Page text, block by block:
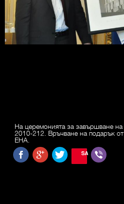
На церемонията за завършване
2010-212. Връчване на подарък
ЕНА.
SAVE